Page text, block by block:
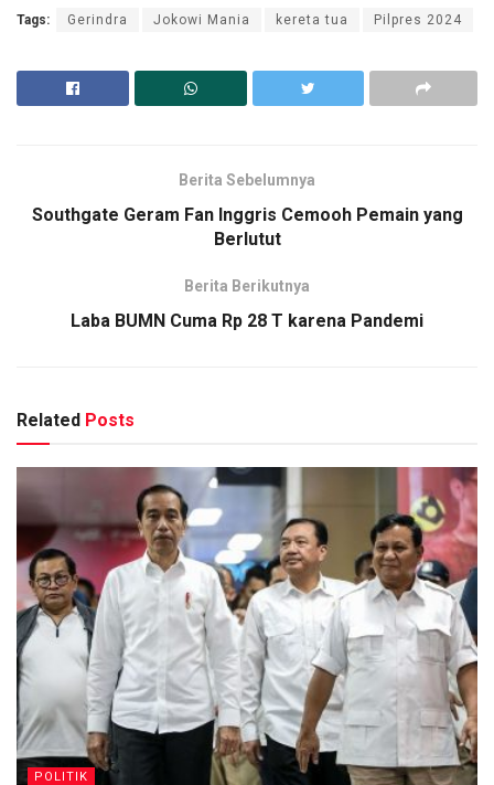
Tags: Gerindra Jokowi Mania kereta tua Pilpres 2024
Berita Sebelumnya
Southgate Geram Fan Inggris Cemooh Pemain yang
Berlutut
Berita Berikutnya
Laba BUMN Cuma Rp 28 T karena Pandemi
Related Posts
POLITIK